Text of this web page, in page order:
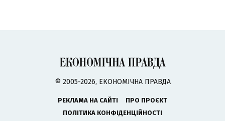
© 2005-2026, ЕКОНОМІЧНА ПРАВДА
РЕКЛАМА НА САЙТІ
ПРО ПРОЄКТ
ПОЛІТИКА КОНФІДЕНЦІЙНОСТІ